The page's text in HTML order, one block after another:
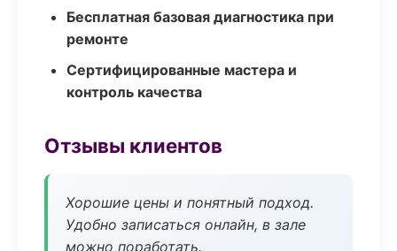
Бесплатная базовая диагностика при
ремонте
Сертифицированные мастера и
контроль качества
Отзывы клиентов
Хорошие цены и понятный подход.
Удобно записаться онлайн, в зале
можно поработать.